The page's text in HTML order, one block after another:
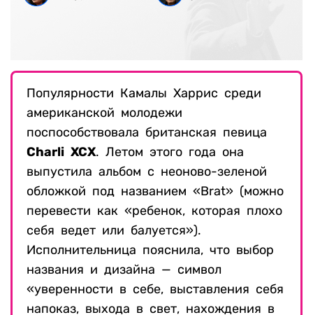
Популярности Камалы Харрис среди
американской молодежи
поспособствовала британская певица
Charli XCX. Летом этого года она
выпустила альбом с неоново-зеленой
обложкой под названием «Brat» (можно
перевести как «ребенок, которая плохо
себя ведет или балуется»).
Исполнительница пояснила, что выбор
названия и дизайна — символ
«уверенности в себе, выставления себя
напоказ, выхода в свет, нахождения в